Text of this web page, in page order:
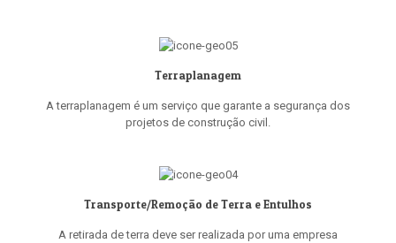
Terraplanagem
A terraplanagem é um serviço que garante a segurança dos
projetos de construção civil.
Transporte/Remoção de Terra e Entulhos
A retirada de terra deve ser realizada por uma empresa